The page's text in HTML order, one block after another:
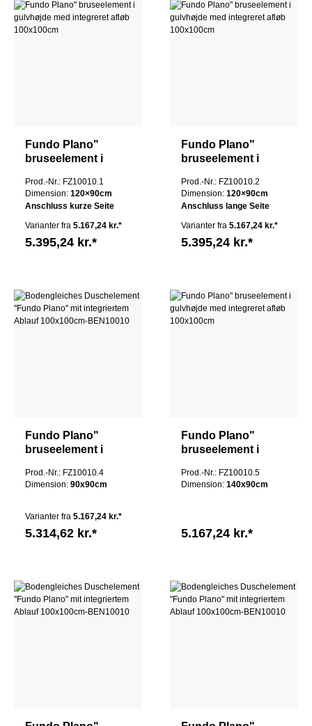
Fundo Plano"
bruseelement i
integreret afløb
100x100cm
Prod.-Nr.: FZ10010.1
Dimension: 120×90cm
Anschluss kurze Seite
Varianter fra 5.167,24 kr.*
5.395,24 kr.*
Fundo Plano"
bruseelement i
integreret afløb
100x100cm
Prod.-Nr.: FZ10010.2
Dimension: 120×90cm
Anschluss lange Seite
Varianter fra 5.167,24 kr.*
5.395,24 kr.*
Fundo Plano"
bruseelement i
integreret afløb
100x100cm
Prod.-Nr.: FZ10010.4
Dimension: 90x90cm
Varianter fra 5.167,24 kr.*
5.314,62 kr.*
Fundo Plano"
bruseelement i
integreret afløb
100x100cm
Prod.-Nr.: FZ10010.5
Dimension: 140x90cm
5.167,24 kr.*